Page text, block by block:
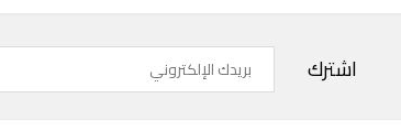
اشترك بريدك
الإلكتروني